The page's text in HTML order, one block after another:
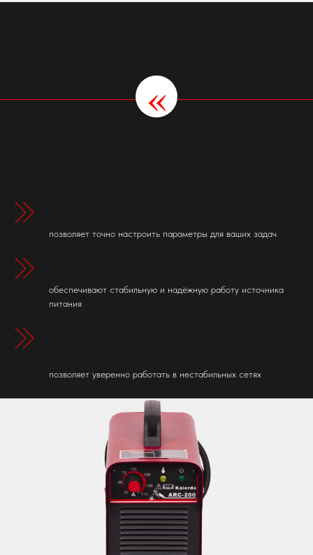
«
позволяет точно настроить параметры для ваших задач
обеспечивают стабильную и надёжную работу источника
питания
позволяет уверенно работать в нестабильных сетях